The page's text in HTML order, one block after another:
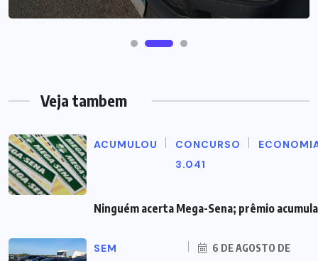
Veja tambem
ACUMULOU
CONCURSO
3.041
Ninguém acerta Mega-Sena; prêmio
SEM
6 DE AGOSTO DE